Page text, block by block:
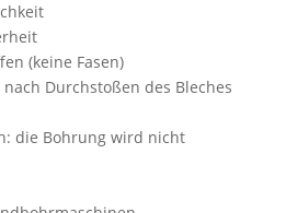
(keine Fasen)
Durchstoßen des Bleches
die Bohrung wird nicht